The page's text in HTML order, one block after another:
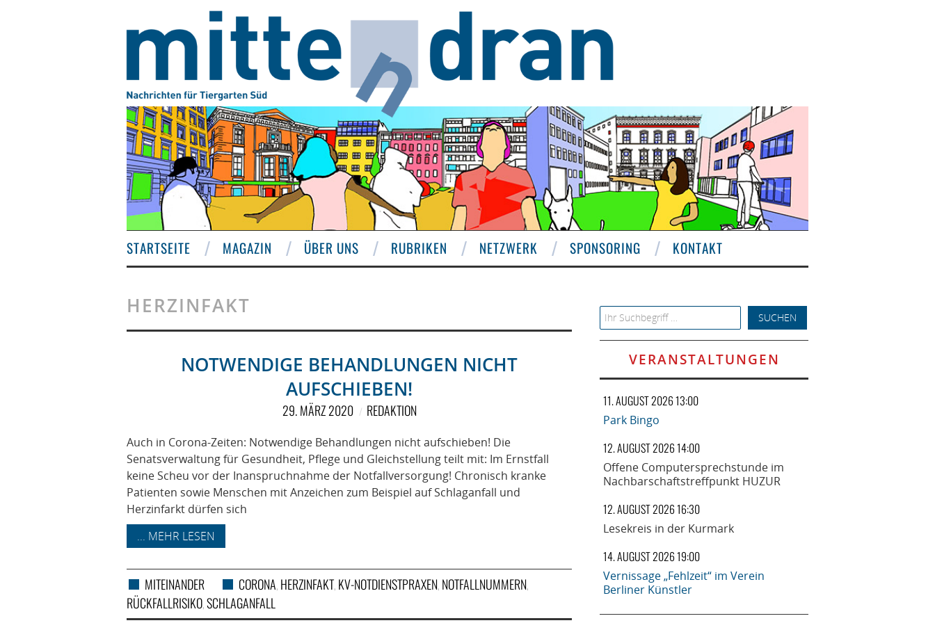
STARTSEITE MAGAZIN ÜBER UNS RUBRIKEN NETZWERK SPONSORING KONTAKT
HERZINFAKT
NOTWENDIGE BEHANDLUNGEN NICHT
AUFSCHIEBEN!
29. MÄRZ 2020 REDAKTION
Auch in Corona-Zeiten: Notwendige Behandlungen nicht aufschieben! Die
Senatsverwaltung für Gesundheit, Pflege und Gleichstellung teilt mit: Im Ernstfall
keine Scheu vor der Inanspruchnahme der Notfallversorgung! Chronisch kranke
Patienten sowie Menschen mit Anzeichen zum Beispiel auf Schlaganfall und
Herzinfarkt dürfen sich
... MEHR LESEN
MITEINANDER CORONA, HERZINFAKT, KV-NOTDIENSTPRAXEN, NOTFALLNUMMERN,
RÜCKFALLRISIKO,SCHLAGANFALL
Search for:
VERANSTALTUNGEN
11. AUGUST 2026 13:00
Park Bingo
12. AUGUST 2026 14:00
Offene Computersprechstunde im
Nachbarschaftstreffpunkt HUZUR
12. AUGUST 2026 16:30
Lesekreis in der Kurmark
14. AUGUST 2026 19:00
Vernissage „Fehlzeit“ im Verein
Berliner Künstler